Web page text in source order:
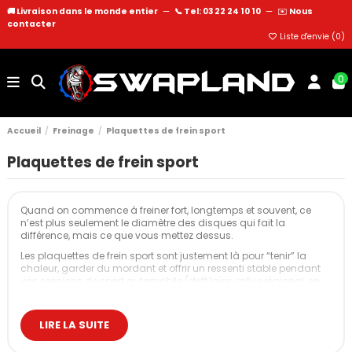
🚚 Livraison dans le monde entier — 📞 Tel: 03 22 24 10 10 — ✉️ Nous
contacter
Liste d'envie (0)
0
Accueil Freinage Plaquettes de frein sport
Plaquettes de frein sport
Quand on commence à freiner fort, longtemps et souvent, ce
n’est plus seulement le diamètre des disques qui fait la
différence, mais ce que vous mettez dessus.
Les plaquettes de frein sport sont justement là pour “tenir” la
chaleur, garder du mordant et offrir un ressenti stable pendant
vos sessions de sport automobile (drift loisir, rallye régional, en
Les différentes plaquettes de frein : standard,
sport et racing
LIRE LA SUITE